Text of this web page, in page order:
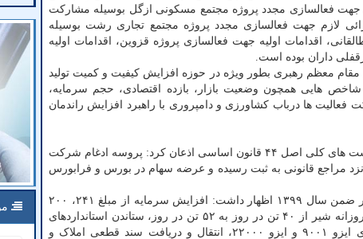
جهت فعالسازی مجدد پروژه مجتمع مسکونی ازگل بوسیله مشارکت
مقدمات قانونی و اجرائی لازم جهت فعالسازی مجدد پروژه مجتمع تجاری رشت بوسیله
اقدامات اولیه جهت فعالسازی پروژه قزوین، اقدامات اولیه
داران بوده است.
معظم رهبری بطور ویژه در حوزه افزایش کیفیت و کمیت تولید
هایی همچون وضعیت بازار، بازده اقتصادی، حجم سرمایه،
ها درباب کشاورزی و دامپروری با راهبرد افزایش راندمان
مدیرعامل شرکت سرمایه گذاری هلال احمر با تاکید بر ضرورت اجرای سیاست های کلی اصل ۴۴ قانون اساسی اذعان کرد: پروسه ادغام شرکت
طی سال ۹۸ انجام شده و مراتب نزد مراجع قانونی به ثبت رسیده و عرضه سهام در بورس و فرابورس
صفرعلی همین طور درباب اقدامات اساسی شرکت کشت و صنعت هلال در ضمن سال ۱۳۹۹ اظهار داشت: افزایش سرمایه از مبلغ ۲۴۱، ۲۰۰
میلیون ریال به ۵۰۰، ۰۰۰ میلیون ریال از محل سود انباشته، افزایش تولید روزانه شیر از ۴۰ تن در روز به ۵۲ تن در روز، ستاندن استانداردهای
محصولات تولیدی ایزو ۹۰۰۱ و ایزو ۲۲۰۰۰، انتقال و دریافت سند قطعی املاک و